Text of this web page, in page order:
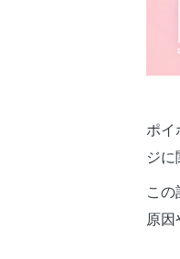
ポイ
ジに
この
原因